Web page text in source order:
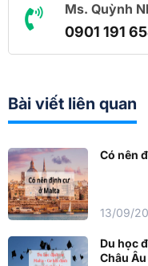
Ms. Quỳnh
0901 191
Bài viết liên quan
Có nên
13/09/
Du học
Châu Âu